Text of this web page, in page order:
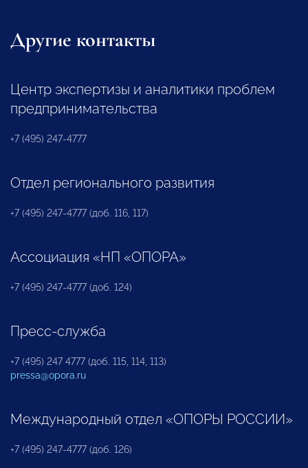
Другие контакты
Центр экспертизы и аналитики проблем
предпринимательства
+7 (495) 247-4777
Отдел регионального развития
+7 (495) 247-4777 (доб. 116, 117)
Ассоциация «НП «ОПОРА»
+7 (495) 247-4777 (доб. 124)
Пресс-служба
+7 (495) 247 4777 (доб. 115, 114, 113)
pressa@opora.ru
Международный отдел «ОПОРЫ РОССИИ»
+7 (495) 247-4777 (доб. 126)